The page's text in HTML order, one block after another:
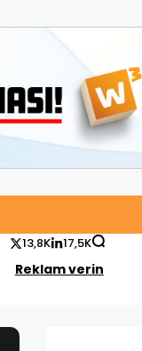
Reklam verin
13,8K 17,5K